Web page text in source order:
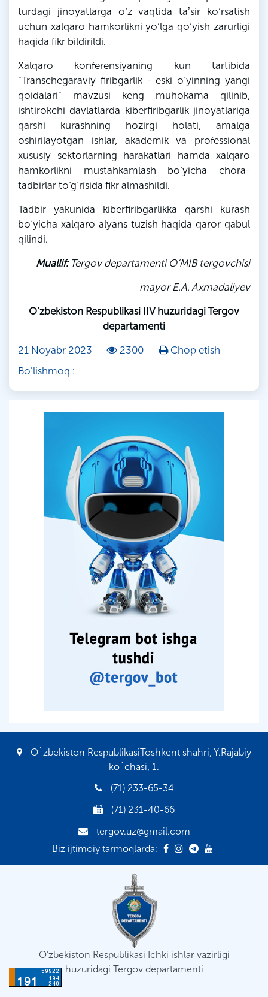
turdagi jinoyatlarga o‘z vaqtida taʼsir ko‘rsatish
uchun xalqaro hamkorlikni yo‘lga qo‘yish zarurligi
haqida fikr bildirildi.
Xalqaro konferensiyaning kun tartibida
"Transchegaraviy firibgarlik - eski o‘yinning yangi
qoidalari" mavzusi keng muhokama qilinib,
ishtirokchi davlatlarda kiberfiribgarlik jinoyatlariga
qarshi kurashning hozirgi holati, amalga
oshirilayotgan ishlar, akademik va professional
xususiy sektorlarning harakatlari hamda xalqaro
hamkorlikni mustahkamlash bo‘yicha chora-
tadbirlar to‘g‘risida fikr almashildi.
Tadbir yakunida kiberfiribgarlikka qarshi kurash
bo‘yicha xalqaro alyans tuzish haqida qaror qabul
qilindi.
Muallif:Tergov departamenti O‘MIBtergovchisi
mayor E.A. Axmadaliyev
O‘zbekiston Respublikasi IIV huzuridagi Tergov
departamenti
21 Noyabr 2023
2300
Chop etish
Bo'lishmoq :
O`zbekiston RespublikasiToshkent shahri, Y.Rajabiy
ko`chasi, 1.
(71) 233-65-34
(71) 231-40-66
tergov.uz@gmail.com
Biz ijtimoiy tarmoqlarda:
O'zbekiston Respublikasi Ichki ishlar vazirligi
huzuridagi Tergov departamenti